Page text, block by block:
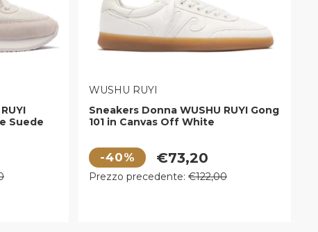
Suede
VENDITORE:
WUSHU RUYI
Sneakers Donna WUSHU RUYI Gong
101 in Canvas Off White
-40%
Prezzo di vendita
€73,20
Prezzo regolare
Prezzo precedente: €122,00